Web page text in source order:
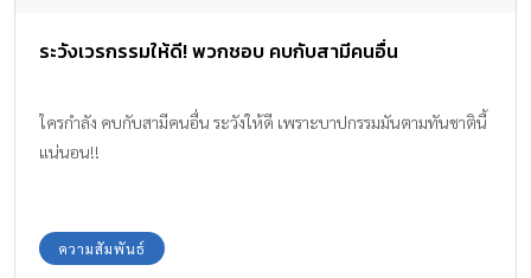
ระวังเวรกรรมให้ดี! พวกชอบ คบกับสามีคนอื่น
ใครกำลัง คบกับสามีคนอื่น ระวังให้ดี เพราะบาปกรรมมันตามทันชาตินี้
แน่นอน!!
ความสัมพันธ์